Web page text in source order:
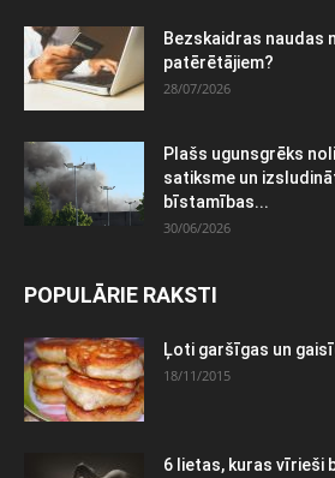
Bezskaidras naudas
patērētājiem?
28/07/2026
Plašs ugunsgrēks
satiksme un
bīstamības...
30/06/2026
POPULĀRIE RAKSTI
Ļoti garšīgas un
18/11/2015
6 lietas, kuras vīrieši